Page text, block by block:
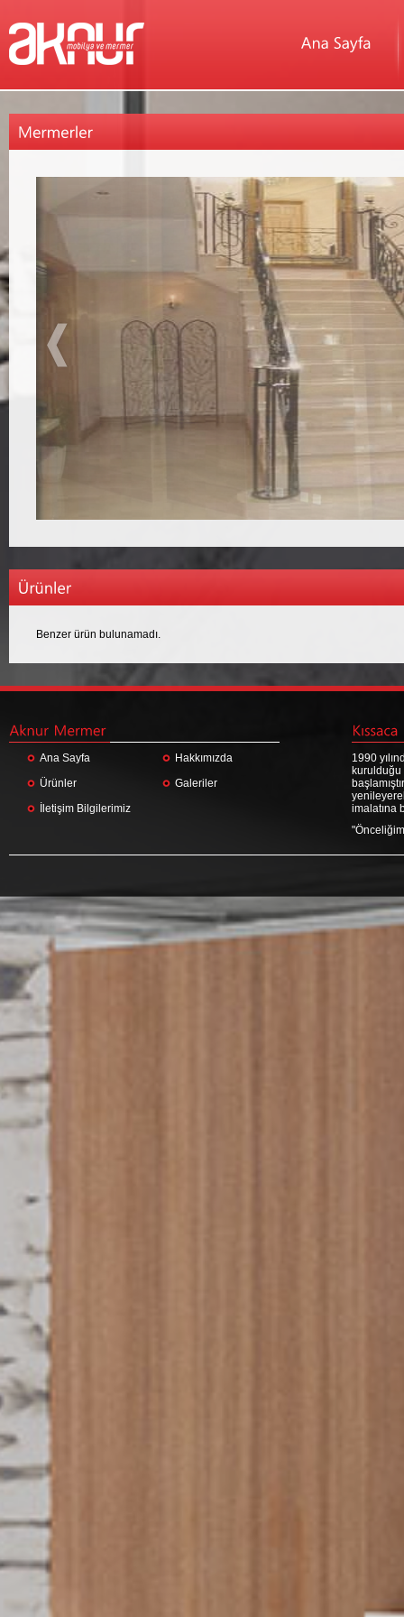
Benzer ürün bulunamadı.
Ana Sayfa
Hakkımızda
Ürünler
Galeriler
İletişim Bilgilerimiz
1990
imalatına